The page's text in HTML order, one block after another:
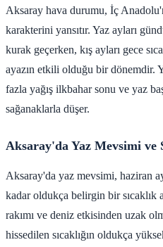
Aksaray hava durumu, İç
karakterini yansıtır. Yaz ayları
kurak geçerken, kış ayları gece
ayazın etkili olduğu bir dönemdir.
fazla yağış ilkbahar sonu ve yaz
sağanaklarla düşer.
Aksaray'da Yaz Mevsimi ve
Aksaray'da yaz mevsimi, haziran
kadar oldukça belirgin bir sıcaklık
rakımı ve deniz etkisinden uzak
hissedilen sıcaklığın oldukça